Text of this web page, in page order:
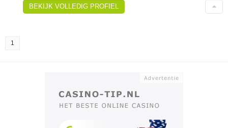
BEKIJK VOLLEDIG PROFIEL
1